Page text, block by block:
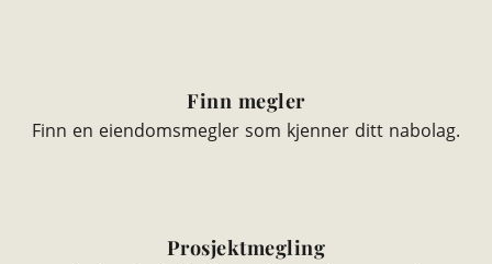
Finn megler
Finn en eiendomsmegler som kjenner ditt nabolag.
Prosjektmegling